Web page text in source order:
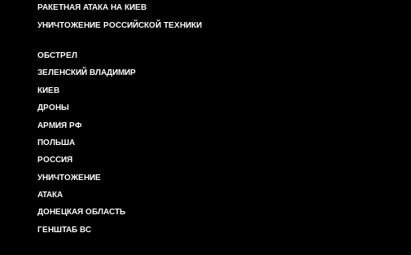
РАКЕТНАЯ АТАКА НА КИЕВ
УНИЧТОЖЕНИЕ РОССИЙСКОЙ ТЕХНИКИ
ОБСТРЕЛ
ЗЕЛЕНСКИЙ ВЛАДИМИР
КИЕВ
ДРОНЫ
АРМИЯ РФ
ПОЛЬША
РОССИЯ
УНИЧТОЖЕНИЕ
АТАКА
ДОНЕЦКАЯ ОБЛАСТЬ
ГЕНШТАБ ВС